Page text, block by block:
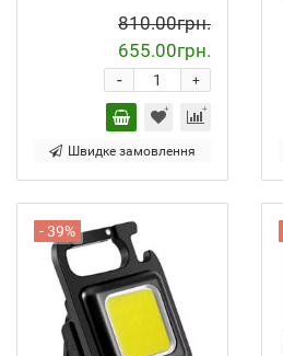
810.00грн.
655.00грн.
+
-
Швидке замовлення
- 39%